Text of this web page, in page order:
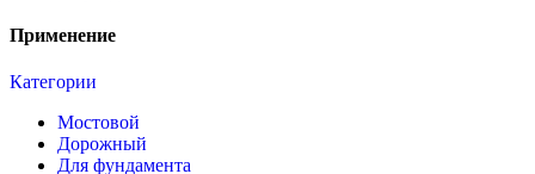
Применение
Категории
Мостовой
Дорожный
Для фундамента